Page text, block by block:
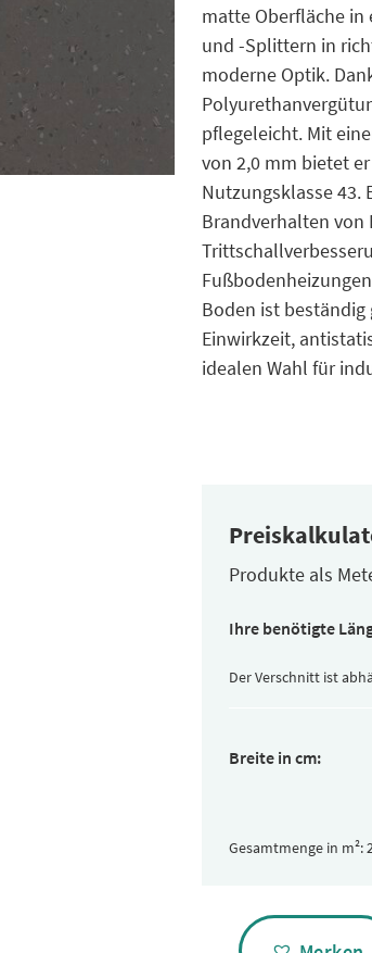
matte Oberfläche in
und -Splittern in
moderne Optik.
pflegeleicht. Mit
von 2,0 mm bietet
Nutzungsklasse 43.
Brandverhalten von
Boden ist
Einwirkzeit,
idealen Wahl für
Produkte als
Ihre benötigte
Der Verschnitt ist
Breite in cm:
Gesamtmenge in m²:
Alternative: